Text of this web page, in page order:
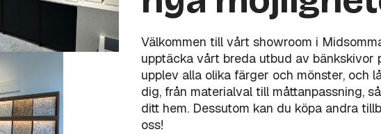
Välkommen till vårt showroom i
upptäcka vårt breda utbud av bänkskivor
upplev alla olika färger och mönster, och
dig, från materialval till måttanpassning,
ditt hem. Dessutom kan du köpa andra
oss!